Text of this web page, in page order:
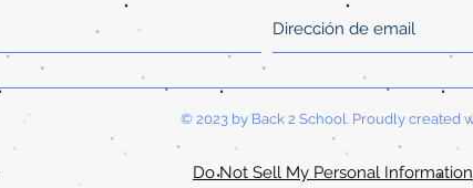
© 2023 by Back 2 School. Proudly created
Do Not Sell My Personal Information